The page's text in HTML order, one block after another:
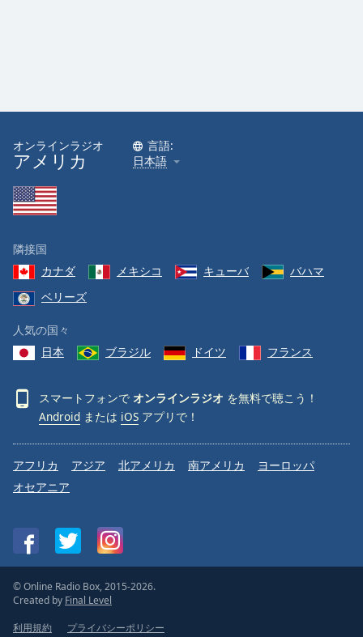
window.
オンラインラジオ
アメリカ
言語:
日本語
隣接国
カナダ
メキシコ キューバ
バハマ
ベリーズ
人気の国々
日本
ブラジル ドイツ フランス
スマートフォンで オンラインラジオ を無料で聴こう！
Android または iOS アプリで！
アフリカ アジア 北アメリカ 南アメリカ
ヨーロッパ
オセアニア
© Online Radio Box, 2015-2026.
Created by Final Level
利用規約
プライバシーポリシー